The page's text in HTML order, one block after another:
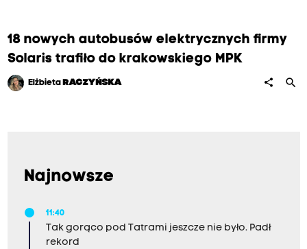
18 nowych autobusów elektrycznych firmy
Solaris trafiło do krakowskiego MPK
Elżbieta RACZYŃSKA share search
Najnowsze
11:40
Tak gorąco pod Tatrami jeszcze nie było. Padł
rekord